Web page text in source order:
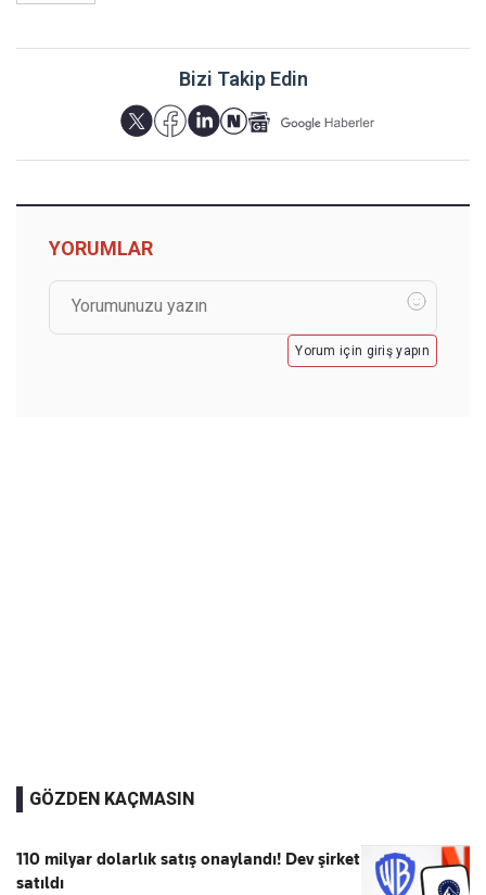
Bizi Takip Edin
YORUMLAR
Yorum için giriş yapın
GÖZDEN KAÇMASIN
110 milyar dolarlık satış onaylandı! Dev şirket
satıldı